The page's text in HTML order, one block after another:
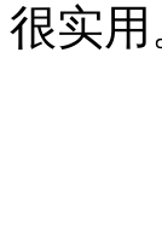
很实用